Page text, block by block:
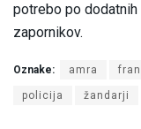
potrebo po
zapornikov.
Oznake: amra
policija žandarji